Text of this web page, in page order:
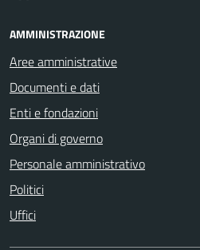
AMMINISTRAZIONE
Aree amministrative
Documenti e dati
Enti e fondazioni
Organi di governo
Personale amministrativo
Politici
Uffici